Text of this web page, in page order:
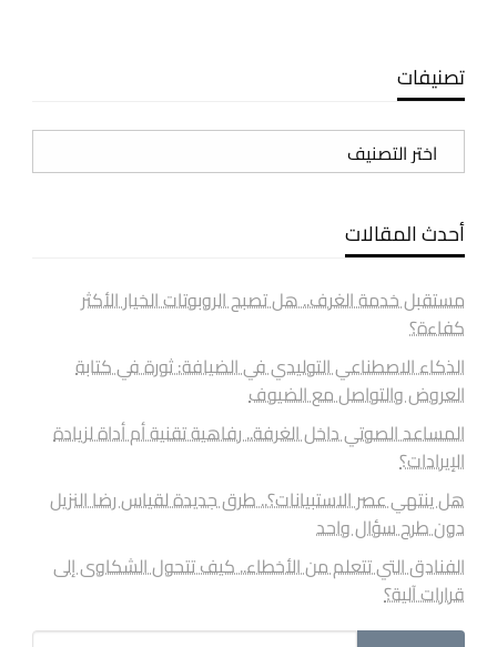
تصنيفات
تصنيفات
أحدث المقالات
مستقبل خدمة الغرف.. هل تصبح الروبوتات الخيار الأكثر
كفاءة؟
الذكاء الاصطناعي التوليدي في الضيافة: ثورة في كتابة
العروض والتواصل مع الضيوف
المساعد الصوتي داخل الغرفة.. رفاهية تقنية أم أداة لزيادة
الإيرادات؟
هل ينتهي عصر الاستبيانات؟.. طرق جديدة لقياس رضا النزيل
دون طرح سؤال واحد
الفنادق التي تتعلم من الأخطاء.. كيف تتحول الشكاوى إلى
قرارات آلية؟